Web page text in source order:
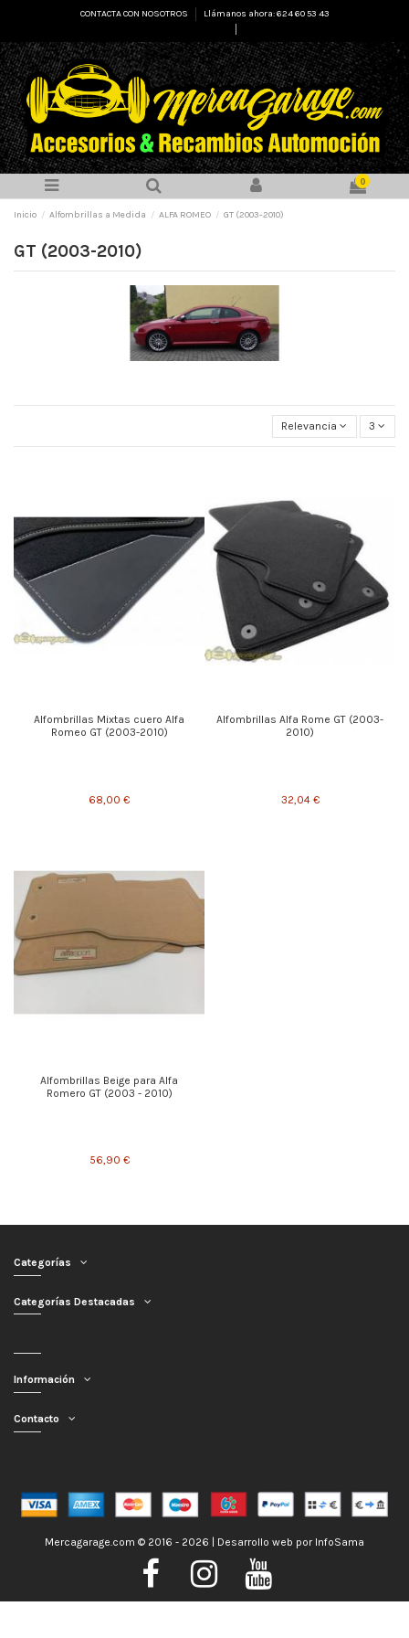
CONTACTA CON NOSOTROS
Llámanos ahora: 624 60 53 43
0
Inicio Alfombrillas a Medida ALFA ROMEO GT (2003-2010)
GT (2003-2010)
Relevancia 3
Alfombrillas Mixtas cuero Alfa
Romeo GT (2003-2010)
68,00 €
Alfombrillas Alfa Rome GT (2003-
2010)
32,04 €
Alfombrillas Beige para Alfa
Romero GT (2003 - 2010)
56,90 €
Categorías
Categorías Destacadas
Información
Contacto
Mercagarage.com © 2016 - 2026 | Desarrollo web por InfoSama